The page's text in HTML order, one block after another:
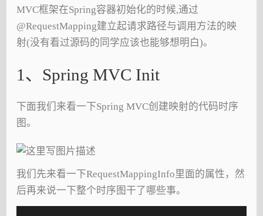
MVC框架在Spring容器初始化的时候,通过
@RequestMapping建立起请求路径与调用方法的映
射(没有看过源码的同学应该也能够想明白)。
1、Spring MVC Init
下面我们来看一下Spring MVC创建映射的代码时序
图。
我们先来看一下RequestMappingInfo里面的属性，然
后再来说一下整个时序图干了哪些事。